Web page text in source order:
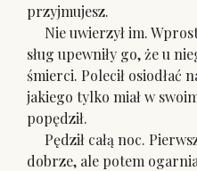
przyjmujesz.
Nie uwierzył im.
sług upewniły go, że u
śmierci. Polecił osiodłać
jakiego tylko miał w
popędził.
Pędził całą noc.
dobrze, ale potem